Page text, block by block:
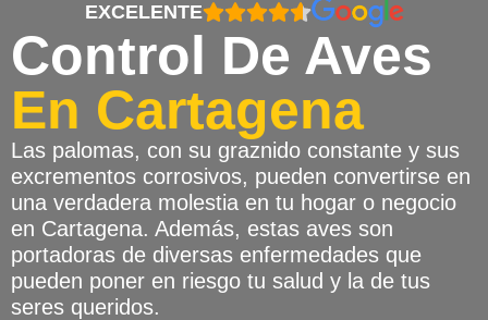
EXCELENTE
Control De Aves
En Cartagena
Las palomas, con su graznido constante y sus
excrementos corrosivos, pueden convertirse en
una verdadera molestia en tu hogar o negocio
en Cartagena. Además, estas aves son
portadoras de diversas enfermedades que
pueden poner en riesgo tu salud y la de tus
seres queridos.